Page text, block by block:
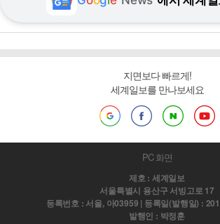
지면보다 빠르게!
세계일보를 만나보세요
PC 화면
제호 : 세계일보
서울특별시 용산구 서빙고로 17
등록번호 : 서울, 아03959 | 등록일(발행일) :
발행인 : 박정훈